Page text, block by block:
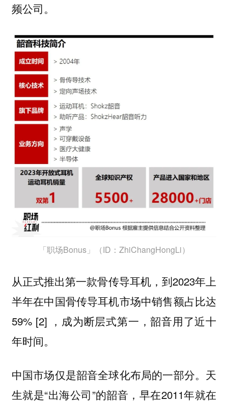
频公司。
「职场Bonus」（ID：ZhiChangHongLi）
从正式推出第一款骨传导耳机，到2023年上
半年在中国骨传导耳机市场中销售额占比达
59% [2] ，成为断层式第一，韶音用了近十
年时间。
中国市场仅是韶音全球化布局的一部分。天
生就是“出海公司”的韶音，早在2011年就在